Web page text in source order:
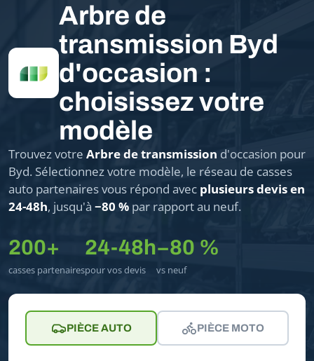
Arbre de
transmission Byd
d'occasion :
choisissez votre
modèle
Trouvez votre Arbre de transmission d'occasion pour
Byd. Sélectionnez votre modèle, le réseau de casses
auto partenaires vous répond avec plusieurs devis en
24-48h, jusqu'à −80 % par rapport au neuf.
200+
casses partenaires
24-48h
pour vos devis
−80 %
vs neuf
PIÈCE AUTO PIÈCE MOTO